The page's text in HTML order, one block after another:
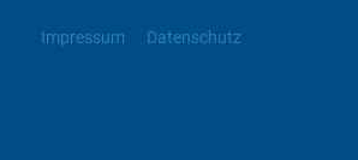
Impressum Datenschutz